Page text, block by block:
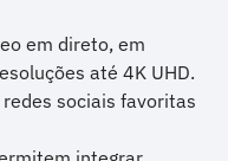
em direto, em
até 4K UHD.
sociais favoritas